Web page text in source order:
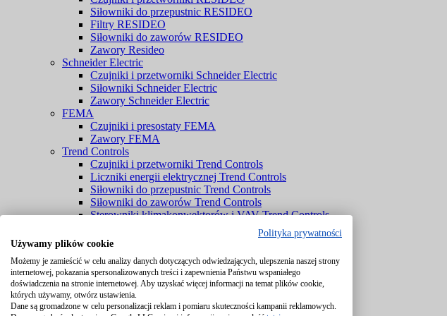
Siłowniki do przepustnic RESIDEO
Filtry RESIDEO
Siłowniki do zaworów RESIDEO
Zawory Resideo
Schneider Electric
Czujniki i przetworniki Schneider Electric
Siłowniki Schneider Electric
Zawory Schneider Electric
FEMA
Czujniki i presostaty FEMA
Zawory FEMA
Trend Controls
Czujniki i przetworniki Trend Controls
Liczniki energii elektrycznej Trend Controls
Siłowniki do przepustnic Trend Controls
Siłowniki do zaworów Trend Controls
Sterowniki klimakonwektorów i VAV Trend Controls
PENN® by Johnson Controls
Komponenty chłodnicze PENN® by Johnson Controls
Zawory PENN® by Johnson Controls
Braukmann
Czujniki Braukmann
Polityka prywatności
Używamy plików cookie
Możemy je zamieścić w celu analizy danych dotyczących odwiedzających, ulepszenia naszej strony
internetowej, pokazania spersonalizowanych treści i zapewnienia Państwu wspaniałego
doświadczenia na stronie internetowej. Aby uzyskać więcej informacji na temat plików cookie,
których używamy, otwórz ustawienia.
Dane są gromadzone w celu personalizacji reklam i pomiaru skuteczności kampanii reklamowych.